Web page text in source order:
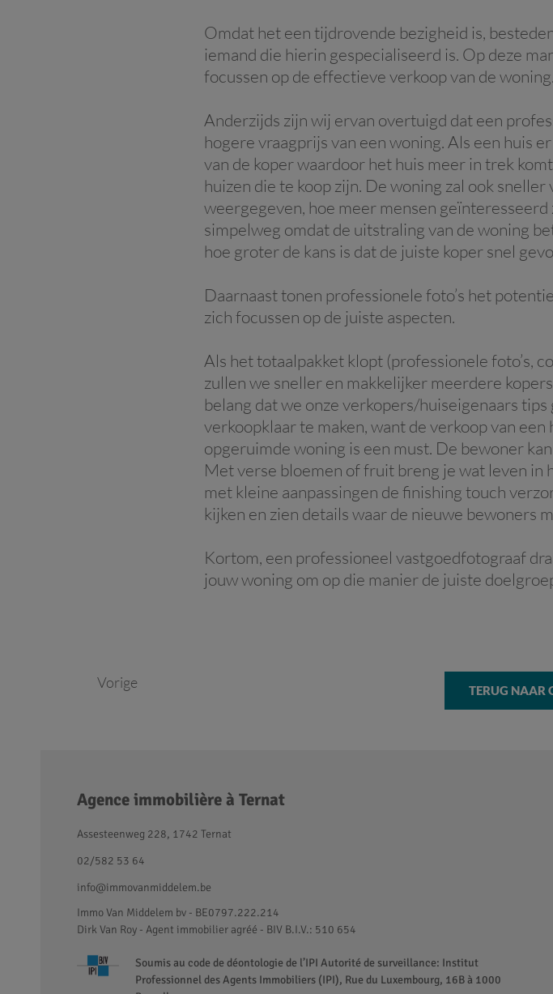
Omdat het een tijdrovende bezigheid is,
iemand die hierin gespecialiseerd is. Op deze
focussen op de effectieve verkoop van de woning.
Anderzijds zijn wij ervan overtuigd dat een
hogere vraagprijs van een woning. Als een huis
van de koper waardoor het huis meer in trek
huizen die te koop zijn. De woning zal ook
weergegeven, hoe meer mensen geïnteresseerd
simpelweg omdat de uitstraling van de woning
hoe groter de kans is dat de juiste koper snel
Daarnaast tonen professionele foto’s het
zich focussen op de juiste aspecten.
Als het totaalpakket klopt (professionele foto’s,
zullen we sneller en makkelijker meerdere
belang dat we onze verkopers/huiseigenaars
verkoopklaar te maken, want de verkoop van
opgeruimde woning is een must. De bewoner
Met verse bloemen of fruit breng je wat leven in
met kleine aanpassingen de finishing touch
kijken en zien details waar de nieuwe bewoners
Kortom, een professioneel vastgoedfotograaf
jouw woning om op die manier de juiste
Vorige TERUG NAAR
Agence immobilière à Ternat
Assesteenweg 228, 1742 Ternat
02/582 53 64
info@immovanmiddelem.be
Immo Van Middelem bv - BE0797.222.214
Dirk Van Roy - Agent immobilier agréé - BIV B.I.V.: 510 654
Soumis au code de déontologie de l’IPI Autorité de surveillance: Institut
Professionnel des Agents Immobiliers (IPI), Rue du Luxembourg, 16B à 1000